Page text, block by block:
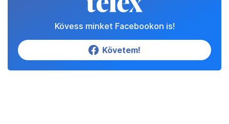
Kövess minket Facebookon is!
Követem!